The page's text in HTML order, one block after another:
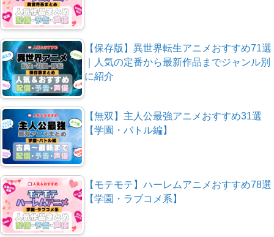
【保存版】異世界転生アニメおすすめ71選
｜人気の定番から最新作品までジャンル別
に紹介
【無双】主人公最強アニメおすすめ31選
【学園・バトル編】
【モテモテ】ハーレムアニメおすすめ78選
【学園・ラブコメ系】